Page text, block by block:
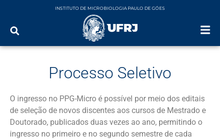
INSTITUTO DE MICROBIOLOGIA PAULO DE GÓES
Processo Seletivo
O ingresso no PPG-Micro é possível por meio dos editais
de seleção de novos discentes aos cursos de Mestrado e
Doutorado, publicados duas vezes ao ano, permitindo o
ingresso no primeiro e no segundo semestre de cada